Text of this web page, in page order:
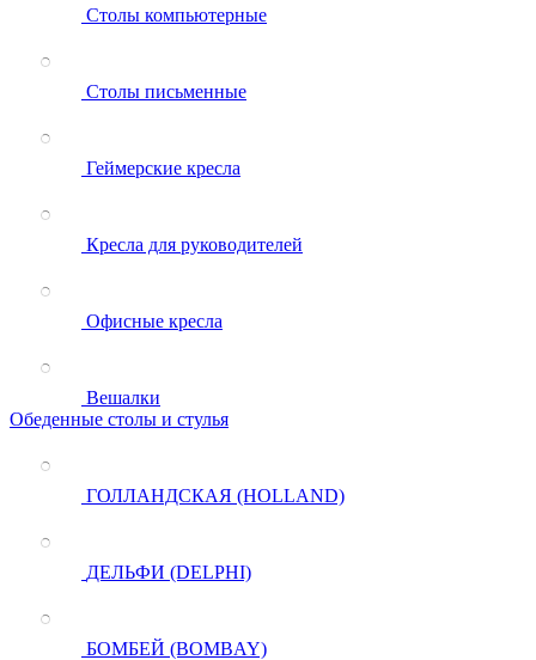
Столы компьютерные
Столы письменные
Геймерские кресла
Кресла для руководителей
Офисные кресла
Вешалки
Обеденные столы и стулья
ГОЛЛАНДСКАЯ (HOLLAND)
ДЕЛЬФИ (DELPHI)
БОМБЕЙ (BOMBAY)